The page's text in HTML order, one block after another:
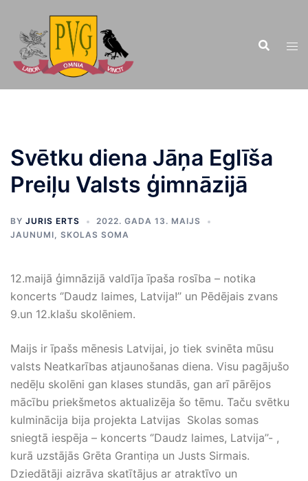
saturu
Svētku diena Jāņa Eglīša
Preiļu Valsts ģimnāzijā
BY JURIS ERTS
2022. GADA 13. MAIJS
JAUNUMI, SKOLAS SOMA
12.maijā ģimnāzijā valdīja īpaša rosība – notika
koncerts ‘’Daudz laimes, Latvija!’’ un Pēdējais zvans
9.un 12.klašu skolēniem.
Maijs ir īpašs mēnesis Latvijai, jo tiek svinēta mūsu
valsts Neatkarības atjaunošanas diena. Visu pagājušo
nedēļu skolēni gan klases stundās, gan arī pārējos
mācību priekšmetos aktualizēja šo tēmu. Taču svētku
kulminācija bija projekta Latvijas Skolas somas
sniegtā iespēja – koncerts ‘’Daudz laimes, Latvija’’- ,
kurā uzstājās Grēta Grantiņa un Justs Sirmais.
Dziedātāji aizrāva skatītājus ar atraktīvo un